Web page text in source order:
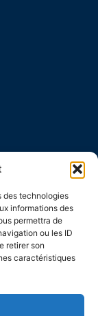
des technologies
informations des
permettra de
ou les ID
retirer son
caractéristiques